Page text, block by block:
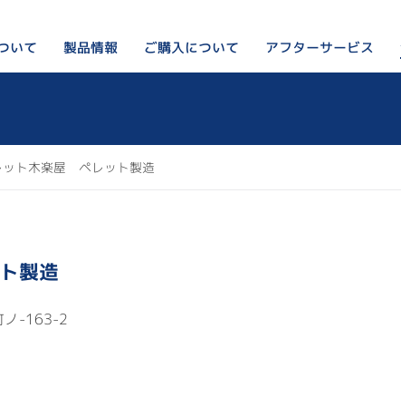
いて
リンカルジャパンが選ばれ
製品情報 ご購入について
ご購入をお考えの方はこちら
アフターサービス
ット木楽屋 ペレット製造
製造
ノ-163-2